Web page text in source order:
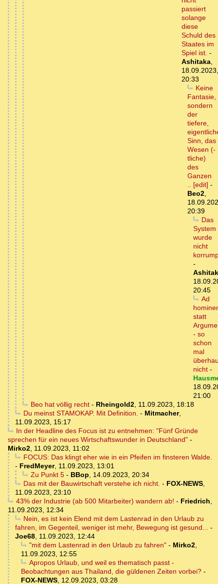
passiert
solange
diese
Schuld des
Staates im
Spiel ist. -
Ashitaka,
18.09.2023,
20:33
Keine
Fantasie,
sondern
der
tiefere,
Sinn, das
Wesen (-
tliche)
des
Ganzen
.. [edit] -
Beo2,
20:39
Das
System
wurde
nicht
-
20:45
Ad
statt
- so
schon
mal
nicht -
21:00
Beo hat völlig recht- Rheingold2, 11.09.2023, 18:18
Du meinst STAMOKAP. Mit Definition. - Mitmacher,
11.09.2023, 15:17
In der Headline des Focus ist zu entnehmen: "Fünf Gründe
sprechen für ein neues Wirtschaftswunder in Deutschland" -
Mirko2, 11.09.2023, 11:02
FOCUS: Das klingt eher wie in ein Pfeifen im finsteren Walde.
- FredMeyer, 11.09.2023, 13:01
Zu Punkt 5- BBop, 14.09.2023, 20:34
Das mit der Bauwirtschaft verstehe ich nicht. - FOX-NEWS,
11.09.2023, 23:10
43% der Industrie (ab 500 Mitarbeiter) wandern ab! - Friedrich,
11.09.2023, 12:34
Nein, es ist kein Elend mit dem Lastenrad in den Urlaub zu
fahren, im Gegenteil, weniger ist mehr, Bewegung ist gesund... -
Joe68, 11.09.2023, 12:44
"mit dem Lastenrad in den Urlaub zu fahren"- Mirko2,
11.09.2023, 12:55
Apropos Urlaub, und weil es thematisch passt -
Beobachtungen aus Thailand, die güldenen Zeiten vorbei? -
FOX-NEWS, 12.09.2023, 03:28